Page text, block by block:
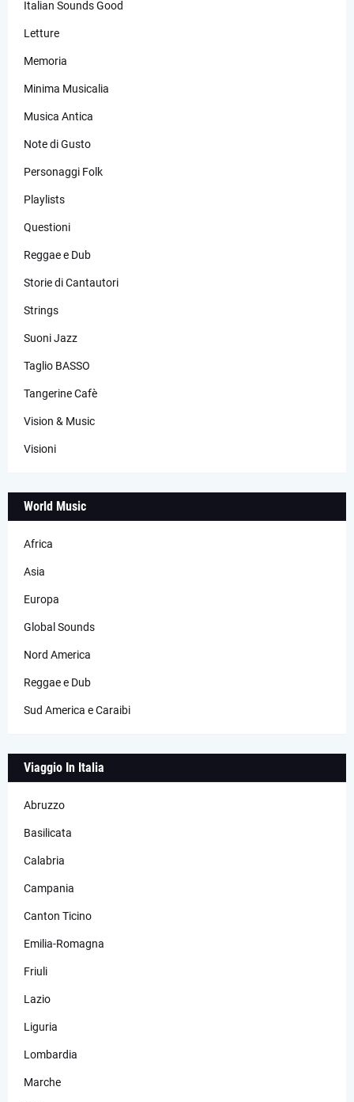
Italian Sounds Good
Letture
Memoria
Minima Musicalia
Musica Antica
Note di Gusto
Personaggi Folk
Playlists
Questioni
Reggae e Dub
Storie di Cantautori
Strings
Suoni Jazz
Taglio BASSO
Tangerine Cafè
Vision & Music
Visioni
World Music
Africa
Asia
Europa
Global Sounds
Nord America
Reggae e Dub
Sud America e Caraibi
Viaggio In Italia
Abruzzo
Basilicata
Calabria
Campania
Canton Ticino
Emilia-Romagna
Friuli
Lazio
Liguria
Lombardia
Marche